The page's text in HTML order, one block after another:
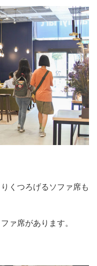
くつろげるソファ席も
ァ席があります。